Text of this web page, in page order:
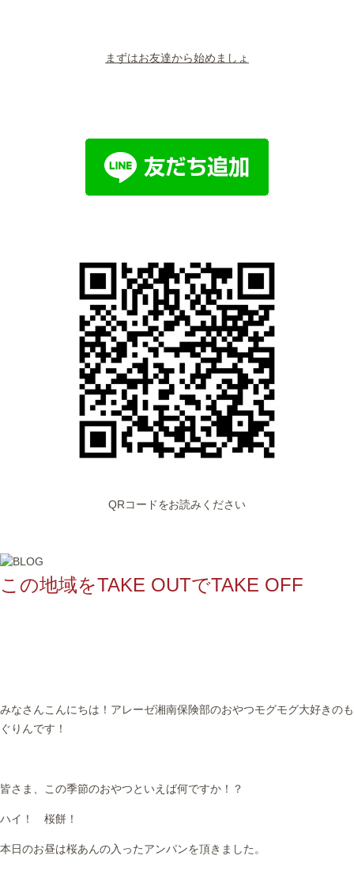
まずはお友達から始めましょ
QRコードをお読みください
この地域をTAKE OUTでTAKE OFF
みなさんこんにちは！アレーゼ湘南保険部のおやつモグモグ大好きのも
ぐりんです！
皆さま、この季節のおやつといえば何ですか！？
ハイ！ 桜餅！
本日のお昼は桜あんの入ったアンパンを頂きました。